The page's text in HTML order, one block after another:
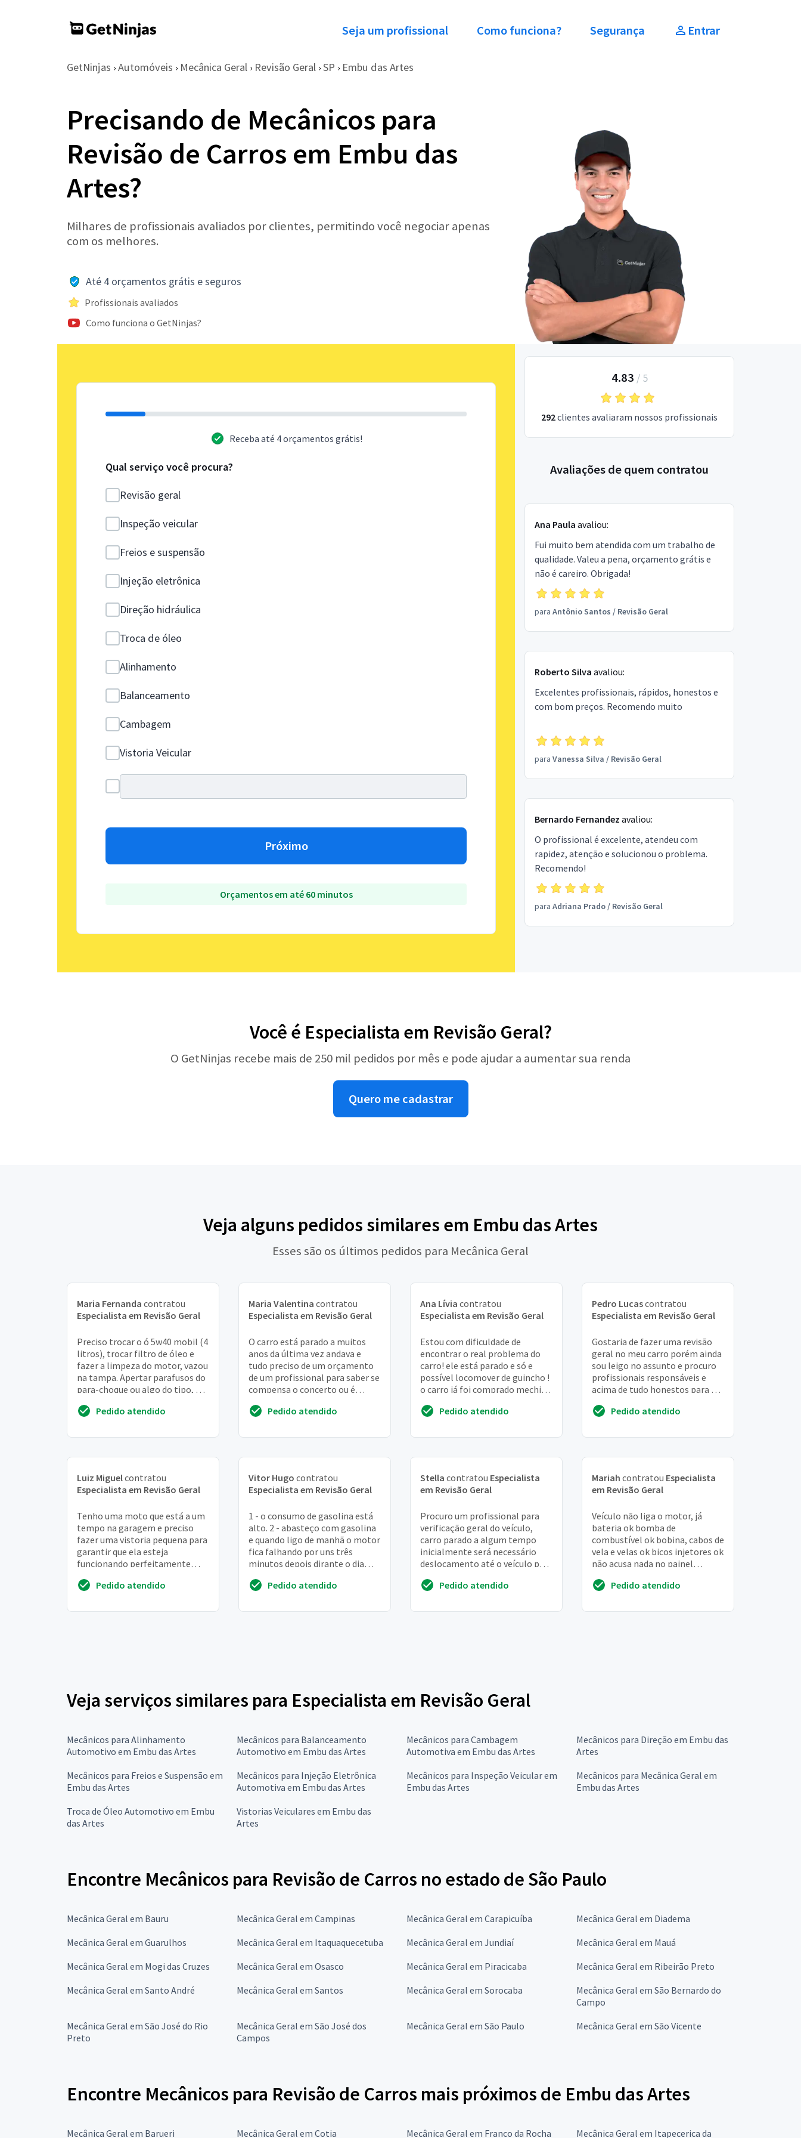
Seja um profissional Como funciona? Segurança Entrar
GetNinjas › Automóveis › Mecânica Geral › Revisão Geral › SP › Embu das Artes
Precisando de Mecânicos para
Revisão de Carros em Embu das
Artes?
Milhares de profissionais avaliados por clientes, permitindo você negociar apenas
com os melhores.
Até 4 orçamentos grátis e seguros
Profissionais avaliados
Como funciona o GetNinjas?
Receba até 4 orçamentos grátis!
Qual serviço você procura?
Revisão geral
Inspeção veicular
Freios e suspensão
Injeção eletrônica
Direção hidráulica
Troca de óleo
Alinhamento
Balanceamento
Cambagem
Vistoria Veicular
Próximo
Orçamentos em até 60 minutos
4.83 / 5
292clientes avaliaram nossos profissionais
Avaliações de quem contratou
Ana Paula avaliou:
Fui muito bem atendida com um trabalho de
qualidade. Valeu a pena, orçamento grátis e
não é careiro. Obrigada!
para Antônio Santos / Revisão Geral
Roberto Silva avaliou:
Excelentes profissionais, rápidos, honestos e
com bom preços. Recomendo muito
para Vanessa Silva / Revisão Geral
Bernardo Fernandez avaliou:
O profissional é excelente, atendeu com
rapidez, atenção e solucionou o problema.
Recomendo!
para Adriana Prado/ Revisão Geral
Você é Especialista em Revisão Geral?
O GetNinjas recebe mais de 250 mil pedidos por mês e pode ajudar a aumentar sua renda
Quero me cadastrar
Veja alguns pedidos similares em Embu das Artes
Esses são os últimos pedidos para Mecânica Geral
Maria Fernanda contratou
Especialista em Revisão Geral
Preciso trocar o ó 5w40 mobil (4
litros), trocar filtro de óleo e
fazer a limpeza do motor, vazou
na tampa. Apertar parafusos do
para-choque ou algo do tipo, a
Pedido atendido
Maria Valentina contratou
Especialista em Revisão Geral
O carro está parado a muitos
anos da última vez andava e
tudo preciso de um orçamento
de um profissional para saber se
compensa o concerto ou é
Pedido atendido
Ana Lívia contratou
Especialista em Revisão Geral
Estou com dificuldade de
encontrar o real problema do
carro! ele está parado e só e
possível locomover de guincho !
o carro já foi comprado mechido
queria a...Pedido atendido
Pedro Lucascontratou
Especialista em Revisão Geral
Gostaria de fazer uma revisão
geral no meu carro porém ainda
sou leigo no assunto e procuro
profissionais responsáveis e
acima de tudo honestos para o
Pedido atendido
Luiz Miguelcontratou
Especialista em Revisão Geral
Tenho uma moto que está a um
tempo na garagem e preciso
fazer uma vistoria pequena para
garantir que ela esteja
funcionando perfeitamente
profissional também...
Pedido atendido
Vitor Hugo contratou
Especialista em Revisão Geral
1 - o consumo de gasolina está
alto. 2 - abasteço com gasolina
e quando ligo de manhã o motor
fica falhando por uns três
minutos depois dirante o dia
vezes em...
Pedido atendido
Stella contratou Especialista
em Revisão Geral
Procuro um profissional para
verificação geral do veículo,
carro parado a algum tempo
inicialmente será necessário
deslocamento até o veículo pois
Pedido atendido
Mariah contratou Especialista
em Revisão Geral
Veículo não liga o motor, já
bateria ok bomba de
combustível ok bobina, cabos de
vela e velas ok bicos injetores ok
não acusa nada no painel
Pedido atendido
Veja serviços similares para Especialista em Revisão Geral
Mecânicos para Alinhamento
Automotivo em Embu das Artes
Mecânicos para Balanceamento
Automotivo em Embu das Artes
Mecânicos para Cambagem
Automotiva em Embu das Artes
Mecânicos para Direção em Embu das
Artes
Mecânicos para Freios e Suspensão em
Embu das Artes
Mecânicos para Injeção Eletrônica
Automotiva em Embu das Artes
Mecânicos para Inspeção Veicular em
Embu das Artes
Mecânicos para Mecânica Geral em
Embu das Artes
Troca de Óleo Automotivo em Embu
das Artes
Vistorias Veiculares em Embu das
Artes
Encontre Mecânicos para Revisão de Carros no estado de São Paulo
Mecânica Geral em Bauru Mecânica Geral em Campinas Mecânica Geral em Carapicuíba
Mecânica Geral em Diadema
Mecânica Geral em Guarulhos
Mecânica Geral em Itaquaquecetuba Mecânica Geral em Jundiaí
Mecânica Geral em Mauá
Mecânica Geral em Mogi das Cruzes
Mecânica Geral em Osasco Mecânica Geral em Piracicaba
Mecânica Geral em Ribeirão Preto
Mecânica Geral em Santo André
Mecânica Geral em Santos Mecânica Geral em Sorocaba
Mecânica Geral em São Bernardo do
Campo
Mecânica Geral em São José do Rio
Preto
Mecânica Geral em São José dos
Campos
Mecânica Geral em São Paulo Mecânica Geral em São Vicente
Encontre Mecânicos para Revisão de Carros mais próximos de Embu das Artes
Mecânica Geral em Barueri Mecânica Geral em Cotia Mecânica Geral em Franco da Rocha Mecânica Geral em Itapecerica da